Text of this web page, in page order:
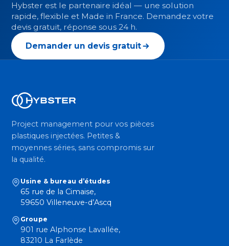
Hybster est le partenaire idéal — une solution
rapide, flexible et Made in France. Demandez votre
devis gratuit, réponse sous 24 h.
Demander un devis gratuit
Project management pour vos pièces
plastiques injectées. Petites &
moyennes séries, sans compromis sur
la qualité.
Usine & bureau d’études
65 rue de la Cimaise,
59650 Villeneuve-d’Ascq
Groupe
901 rue Alphonse Lavallée,
83210 La Farlède